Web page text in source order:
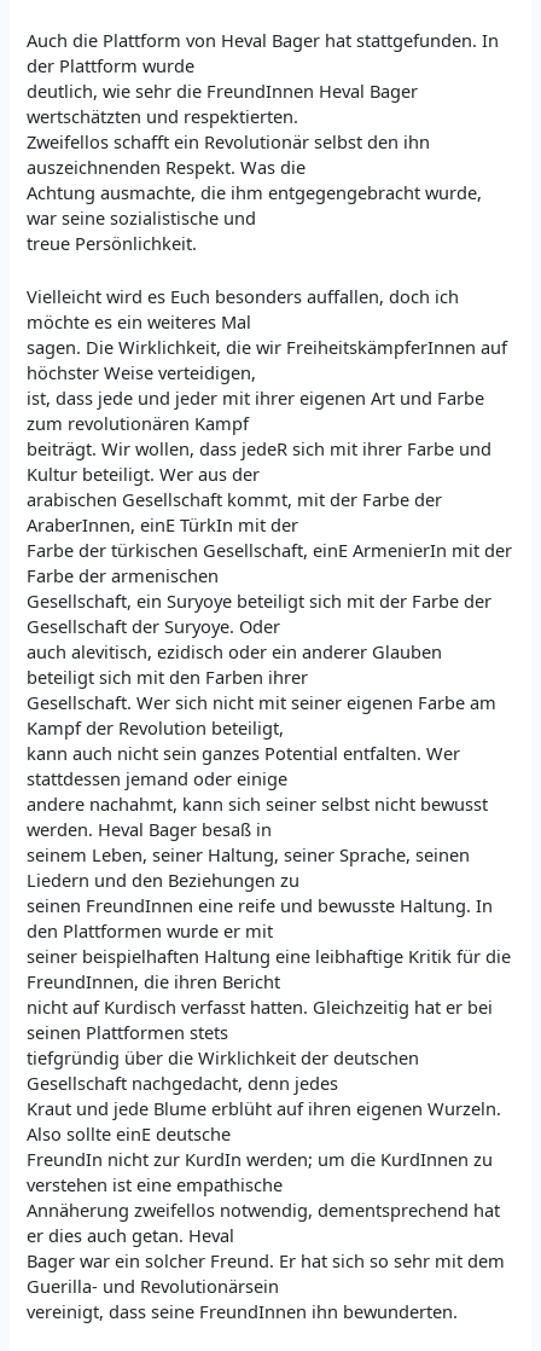
Auch die Plattform von Heval Bager hat stattgefunden. In
der Plattform wurde
deutlich, wie sehr die FreundInnen Heval Bager
wertschätzten und respektierten.
Zweifellos schafft ein Revolutionär selbst den ihn
auszeichnenden Respekt. Was die
Achtung ausmachte, die ihm entgegengebracht wurde,
war seine sozialistische und
treue Persönlichkeit.
Vielleicht wird es Euch besonders auffallen, doch ich
möchte es ein weiteres Mal
sagen. Die Wirklichkeit, die wir FreiheitskämpferInnen auf
höchster Weise verteidigen,
ist, dass jede und jeder mit ihrer eigenen Art und Farbe
zum revolutionären Kampf
beiträgt. Wir wollen, dass jedeR sich mit ihrer Farbe und
Kultur beteiligt. Wer aus der
arabischen Gesellschaft kommt, mit der Farbe der
AraberInnen, einE TürkIn mit der
Farbe der türkischen Gesellschaft, einE ArmenierIn mit der
Farbe der armenischen
Gesellschaft, ein Suryoye beteiligt sich mit der Farbe der
Gesellschaft der Suryoye. Oder
auch alevitisch, ezidisch oder ein anderer Glauben
beteiligt sich mit den Farben ihrer
Gesellschaft. Wer sich nicht mit seiner eigenen Farbe am
Kampf der Revolution beteiligt,
kann auch nicht sein ganzes Potential entfalten. Wer
stattdessen jemand oder einige
andere nachahmt, kann sich seiner selbst nicht bewusst
werden. Heval Bager besaß in
seinem Leben, seiner Haltung, seiner Sprache, seinen
Liedern und den Beziehungen zu
seinen FreundInnen eine reife und bewusste Haltung. In
den Plattformen wurde er mit
seiner beispielhaften Haltung eine leibhaftige Kritik für die
FreundInnen, die ihren Bericht
nicht auf Kurdisch verfasst hatten. Gleichzeitig hat er bei
seinen Plattformen stets
tiefgründig über die Wirklichkeit der deutschen
Gesellschaft nachgedacht, denn jedes
Kraut und jede Blume erblüht auf ihren eigenen Wurzeln.
Also sollte einE deutsche
FreundIn nicht zur KurdIn werden; um die KurdInnen zu
verstehen ist eine empathische
Annäherung zweifellos notwendig, dementsprechend hat
er dies auch getan. Heval
Bager war ein solcher Freund. Er hat sich so sehr mit dem
Guerilla- und Revolutionärsein
vereinigt, dass seine FreundInnen ihn bewunderten.